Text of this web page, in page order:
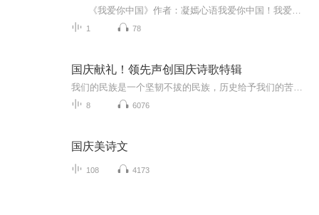
1 78
国庆献礼！领先声创国庆诗歌特辑
8 6076
国庆美诗文
108 4173